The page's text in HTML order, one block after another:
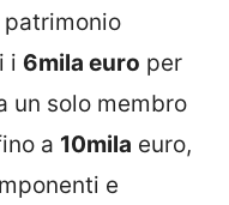
patrimonio
i 6mila euro per
un solo membro
a 10mila euro,
e